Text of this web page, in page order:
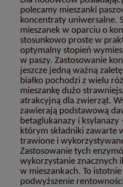
polecamy mieszanki
koncentraty uniwersalne.
mieszanek w oparciu o
stosunkowo proste w
optymalny stopień
w paszy. Zastosowanie
jeszcze jedną ważną
białko pochodzi z wielu
mieszankę dużo
atrakcyjną dla zwierząt.
zawierają podstawową
betaglukanazy i ksylanazy
którym składniki zawarte
trawione i
Zastosowanie tych
wykorzystanie znacznych
w mieszankach. To
podwyższenie